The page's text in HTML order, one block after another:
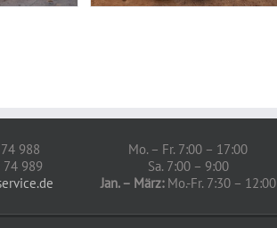
988
74 989
Mo. – Fr. 7:00 – 17:00
Sa. 7:00 – 9:00
Jan. – März:Mo.-Fr. 7:30 – 12:00